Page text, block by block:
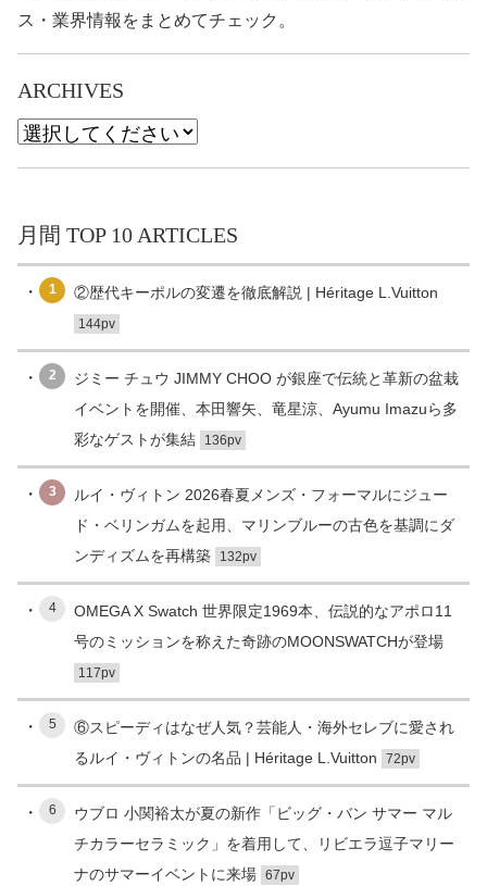
ス・業界情報をまとめてチェック。
ARCHIVES
月間 TOP 10 ARTICLES
1 ②歴代キーポルの変遷を徹底解説 | Héritage L.Vuitton
144pv
2
ジミー チュウ JIMMY CHOO が銀座で伝統と革新の盆栽
イベントを開催、本田響矢、竜星涼、Ayumu Imazuら多
彩なゲストが集結
136pv
3
ルイ・ヴィトン 2026春夏メンズ・フォーマルにジュー
ド・ベリンガムを起用、マリンブルーの古色を基調にダ
ンディズムを再構築
132pv
4
OMEGA X Swatch 世界限定1969本、伝説的なアポロ11
号のミッションを称えた奇跡のMOONSWATCHが登場
117pv
5
⑥スピーディはなぜ人気？芸能人・海外セレブに愛され
るルイ・ヴィトンの名品 | Héritage L.Vuitton
72pv
6
ウブロ 小関裕太が夏の新作「ビッグ・バン サマー マル
チカラーセラミック」を着用して、リビエラ逗子マリー
ナのサマーイベントに来場 67pv